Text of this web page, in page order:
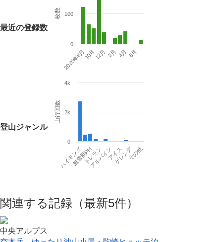
最近の登録数
枚数
2025年8月 2月
10月12月 4月 6月
0
100
登山ジャンル
山行回数
ハイキング アルパイン その他
無雪期PHトレラン アイス
ゲレンデ
0
2k
4k
関連する記録（最新5件）
中央アルプス